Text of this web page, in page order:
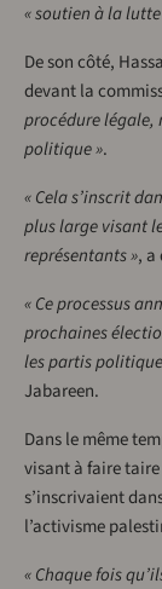
« soutien à la
De son côté,
devant la
procédure légale,
politique ».
« Cela s’inscrit
plus large visant
représentants », a
« Ce processus
prochaines
les partis
Jabareen.
Dans le même
visant à faire
s’inscrivaient
l’activisme
« Chaque fois